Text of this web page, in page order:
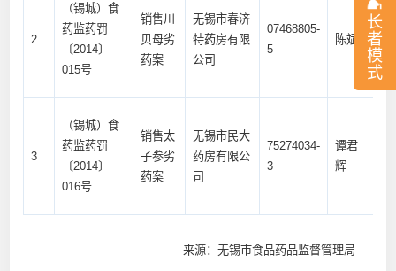
长
者
模
式
2
（锡城）食
药监药罚
〔2014〕
015号
销售川
贝母劣
药案
无锡市春济
特药房有限
公司
07468805-
5
陈斌
销
劣
3
（锡城）食
药监药罚
〔2014〕
016号
销售太
子参劣
药案
无锡市民大
药房有限公
司
75274034-
3
谭君
辉
来源：无锡市食品药品监督管理局